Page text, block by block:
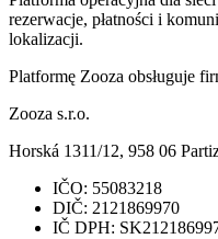
rezerwacje, płatności i
lokalizacji.
Platformę Zooza obsługuje
Zooza s.r.o.
Horská 1311/12, 958 06
IČO: 55083218
DIČ: 2121869970
IČ DPH: